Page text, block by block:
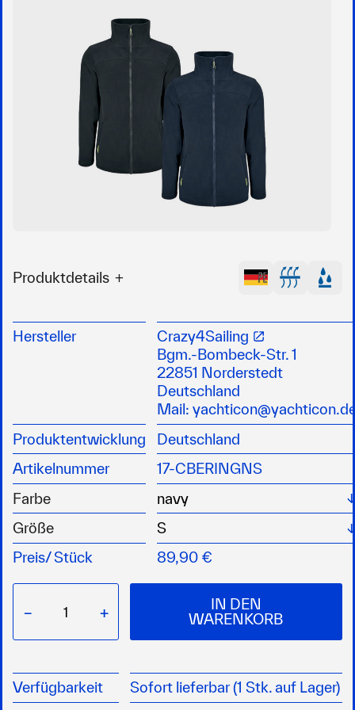
Produktdetails
Netzfutter am Körper und glattem Taffetta-
Futter in den Armen für einfachen Einstieg
Wärmendes und relativ windabweisendes
Frontöffnung mit solidem Zahn-Reißverschluss
und Zip-Puller
Wärmende Schlupftaschen außen und zwei
Brusttaschen innen mit Reißverschlüssen
(ebenfalls mit Zip-Pullern) gesichert
Dezentes und dekoratives Farbspiel mit kleinen
Farbkontrasten
Hersteller
Crazy4Sailing
Bgm.-Bombeck-Str. 1
22851 Norderstedt
Deutschland
Mail:
Produktentwicklung
Deutschland
Artikelnummer
17-CBERINGNS
Farbe
Größe
Preis/Stück 89,90 €
− +
IN DEN
WARENKORB
Verfügbarkeit
Sofort lieferbar (1 Stk. auf Lager)